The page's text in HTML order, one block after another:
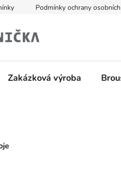
Podmínky ochrany
Zakázková výroba